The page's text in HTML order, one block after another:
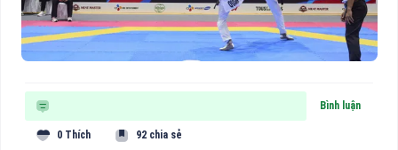
Bình luận
0 Thích 92 chia sẻ